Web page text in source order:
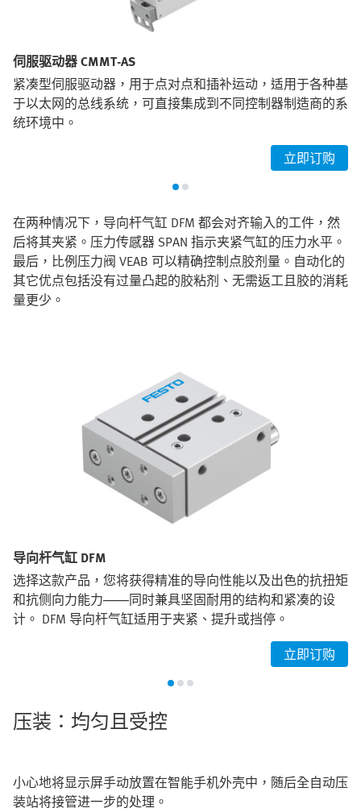
伺服驱动器 CMMT-AS
紧凑型伺服驱动器，用于点对点和插补运动，适用于各种基
于以太网的总线系统，可直接集成到不同控制器制造商的系
统环境中。
立即订购
在两种情况下，导向杆气缸 DFM 都会对齐输入的工件，然
后将其夹紧。压力传感器 SPAN 指示夹紧气缸的压力水平。
最后，比例压力阀 VEAB 可以精确控制点胶剂量。自动化的
其它优点包括没有过量凸起的胶粘剂、无需返工且胶的消耗
量更少。
导向杆气缸 DFM
选择这款产品，您将获得精准的导向性能以及出色的抗扭矩
和抗侧向力能力——同时兼具坚固耐用的结构和紧凑的设
计。 DFM 导向杆气缸适用于夹紧、提升或挡停。
立即订购
压装：均匀且受控
小心地将显示屏手动放置在智能手机外壳中，随后全自动压
装站将接管进一步的处理。